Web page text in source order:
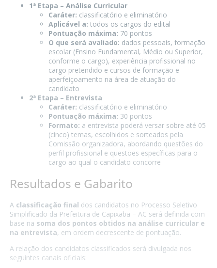
1ª Etapa – Análise Curricular
Caráter: classificatório e eliminatório
Aplicável a: todos os cargos do edital
Pontuação máxima: 70 pontos
O que será avaliado: dados pessoais, formação
escolar (Ensino Fundamental, Médio ou Superior,
conforme o cargo), experiência profissional no
cargo pretendido e cursos de formação e
aperfeiçoamento na área de atuação do
candidato
2ª Etapa – Entrevista
Caráter: classificatório e eliminatório
Pontuação máxima: 30 pontos
Formato: a entrevista poderá versar sobre até 05
(cinco) temas, escolhidos e sorteados pela
Comissão organizadora, abordando questões do
perfil profissional e questões específicas para o
cargo ao qual o candidato concorre
Resultados e Gabarito
A classificação final dos candidatos no Processo Seletivo
Simplificado da Prefeitura de Capixaba – AC será definida com
base na soma dos pontos obtidos na análise curricular e
na entrevista, em ordem decrescente de pontuação.
A relação dos candidatos classificados será divulgada nos
seguintes canais oficiais: